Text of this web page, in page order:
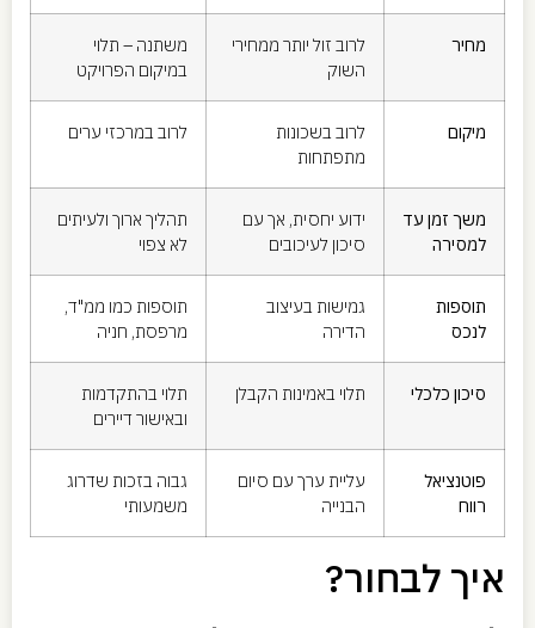
מחיר
לרוב זול יותר ממחירי
השוק
משתנה – תלוי
במיקום הפרויקט
מיקום
לרוב בשכונות
מתפתחות
לרוב במרכזי ערים
משך זמן עד
למסירה
ידוע יחסית, אך עם
סיכון לעיכובים
תהליך ארוך ולעיתים
לא צפוי
תוספות
לנכס
גמישות בעיצוב
הדירה
תוספות כמו ממ"ד,
מרפסת, חניה
סיכון כלכלי תלוי באמינות הקבלן
תלוי בהתקדמות
ובאישור דיירים
פוטנציאל
רווח
עליית ערך עם סיום
הבנייה
גבוה בזכות שדרוג
משמעותי
איך לבחור?